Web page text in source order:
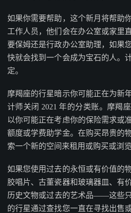
如果你需要帮助，这个新月将帮助
工作人员，他们会在办公室或家里
要保姆还是行政办公室助理，如果
快就会找到一个会成为宝石的人。
定。
摩羯座的行星暗示你可能正在为新
计师关闭 2021 年的分类账。摩羯
以你可能正在考虑你的保险需求或
额度或学费助学金。在购买昂贵的
索一个新的空间来租用或购买或浏
如果您使用过去的永恒或有价值的
胶唱片、古董瓷器和玻璃器皿、有
历史文物或过去的艺术品——这些
的行星通过查找您一直在寻找出售